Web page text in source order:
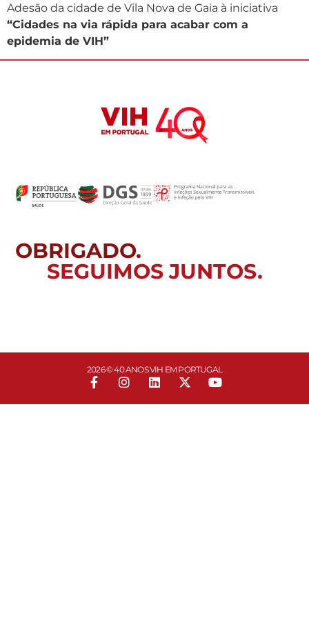
Adesão da cidade de Vila Nova de Gaia à iniciativa
“Cidades na via rápida para acabar com a
epidemia de VIH”
OBRIGADO.
SEGUIMOS JUNTOS.
2026 © 40 ANOS VIH EM PORTUGAL